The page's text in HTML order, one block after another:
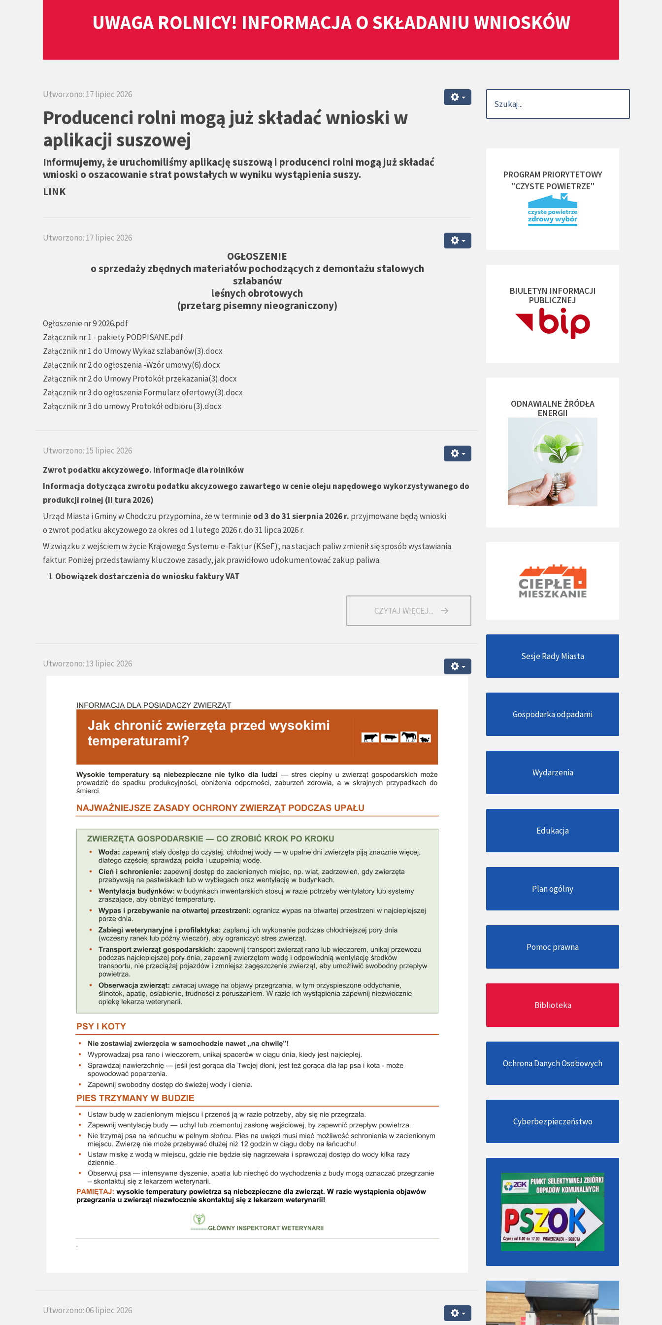
UWAGA ROLNICY! INFORMACJA O SKŁADANIU WNIOSKÓW
Utworzono: 17 lipiec 2026
Producenci rolni mogą już składać wnioski w
aplikacji suszowej
Informujemy, że uruchomiliśmy aplikację suszową i producenci rolni mogą już składać
wnioski o oszacowanie strat powstałych w wyniku wystąpienia suszy.
LINK
Utworzono: 17 lipiec 2026
OGŁOSZENIE
o sprzedaży zbędnych materiałów pochodzących z demontażu stalowych
szlabanów
leśnych obrotowych
(przetarg pisemny nieograniczony)
Ogłoszenie nr 9 2026.pdf
Załącznik nr 1 - pakiety PODPISANE.pdf
Załącznik nr 1 do Umowy Wykaz szlabanów(3).docx
Załącznik nr 2 do ogłoszenia -Wzór umowy(6).docx
Załącznik nr 2 do Umowy Protokół przekazania(3).docx
Załącznik nr 3 do ogłoszenia Formularz ofertowy(3).docx
Załącznik nr 3 do umowy Protokół odbioru(3).docx
Utworzono: 15 lipiec 2026
Zwrot podatku akcyzowego. Informacje dla rolników
Informacja dotycząca zwrotu podatku akcyzowego zawartego w cenie oleju napędowego wykorzystywanego do
produkcji rolnej (II tura 2026)
Urząd Miasta i Gminy w Chodczu przypomina, że w terminie od 3 do 31 sierpnia 2026 r. przyjmowane będą wnioski
o zwrot podatku akcyzowego za okres od 1 lutego 2026 r. do 31 lipca 2026 r.
W związku z wejściem w życie Krajowego Systemu e-Faktur (KSeF), na stacjach paliw zmienił się sposób wystawiania
faktur. Poniżej przedstawiamy kluczowe zasady, jak prawidłowo udokumentować zakup paliwa:
Obowiązek dostarczenia do wniosku faktury VAT
CZYTAJ WIĘCEJ...
Utworzono: 13 lipiec 2026
Utworzono: 06 lipiec 2026
PROGRAM PRIORYTETOWY
"CZYSTE POWIETRZE"
BIULETYN INFORMACJI
PUBLICZNEJ
ODNAWIALNE ŻRÓDŁA
ENERGII
Sesje Rady Miasta
Gospodarka odpadami
Wydarzenia
Edukacja
Plan ogólny
Pomoc prawna
Biblioteka
Ochrona Danych Osobowych
Cyberbezpieczeństwo